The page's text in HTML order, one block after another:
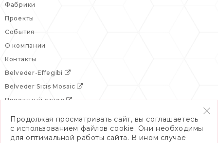
Фабрики
Проекты
События
О компании
Контакты
Belveder-Effegibi
Belveder Sicis Mosaic
Проектный отдел
Продолжая просматривать сайт, вы соглашаетесь
с использованием файлов cookie. Они необходимы
для оптимальной работы сайта. В ином случае